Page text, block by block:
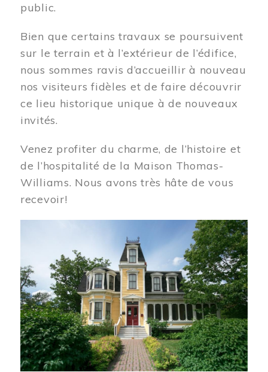
public.
Bien que certains travaux se poursuivent
sur le terrain et à l’extérieur de l’édifice,
nous sommes ravis d’accueillir à nouveau
nos visiteurs fidèles et de faire découvrir
ce lieu historique unique à de nouveaux
invités.
Venez profiter du charme, de l’histoire et
de l’hospitalité de la Maison Thomas-
Williams. Nous avons très hâte de vous
recevoir!